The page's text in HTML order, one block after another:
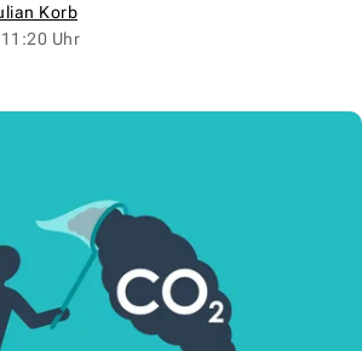
Korb
Uhr